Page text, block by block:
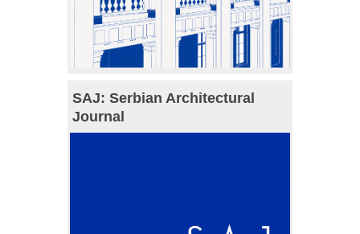
SAJ: Serbian Architectural
Journal